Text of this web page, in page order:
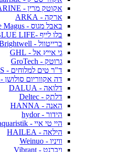
אקוטק מרין - ECOTECH MARINE
ארקה - ARKA
באבל מגוס - Bubble Magus
בלו לייף -BLUE LIFE
ברייטוול - Brightwell
גי אייץ אל - GHL
גרוטק - GroTech
ד"ר טים למלוחים - DR. TIM'S
דה אקווריום סולושן - The Aquarium Solution
דלואה - DALUA
דלתק - Deltec
האנה - HANNA
הידור - hydor
היי טי איי - ATI aquaristik
הילאה - HAILEA
וויניו - Weinuo
ויברנט - Vibrant